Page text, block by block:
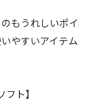
もうれしいポイ
やすいアイテム
ト】